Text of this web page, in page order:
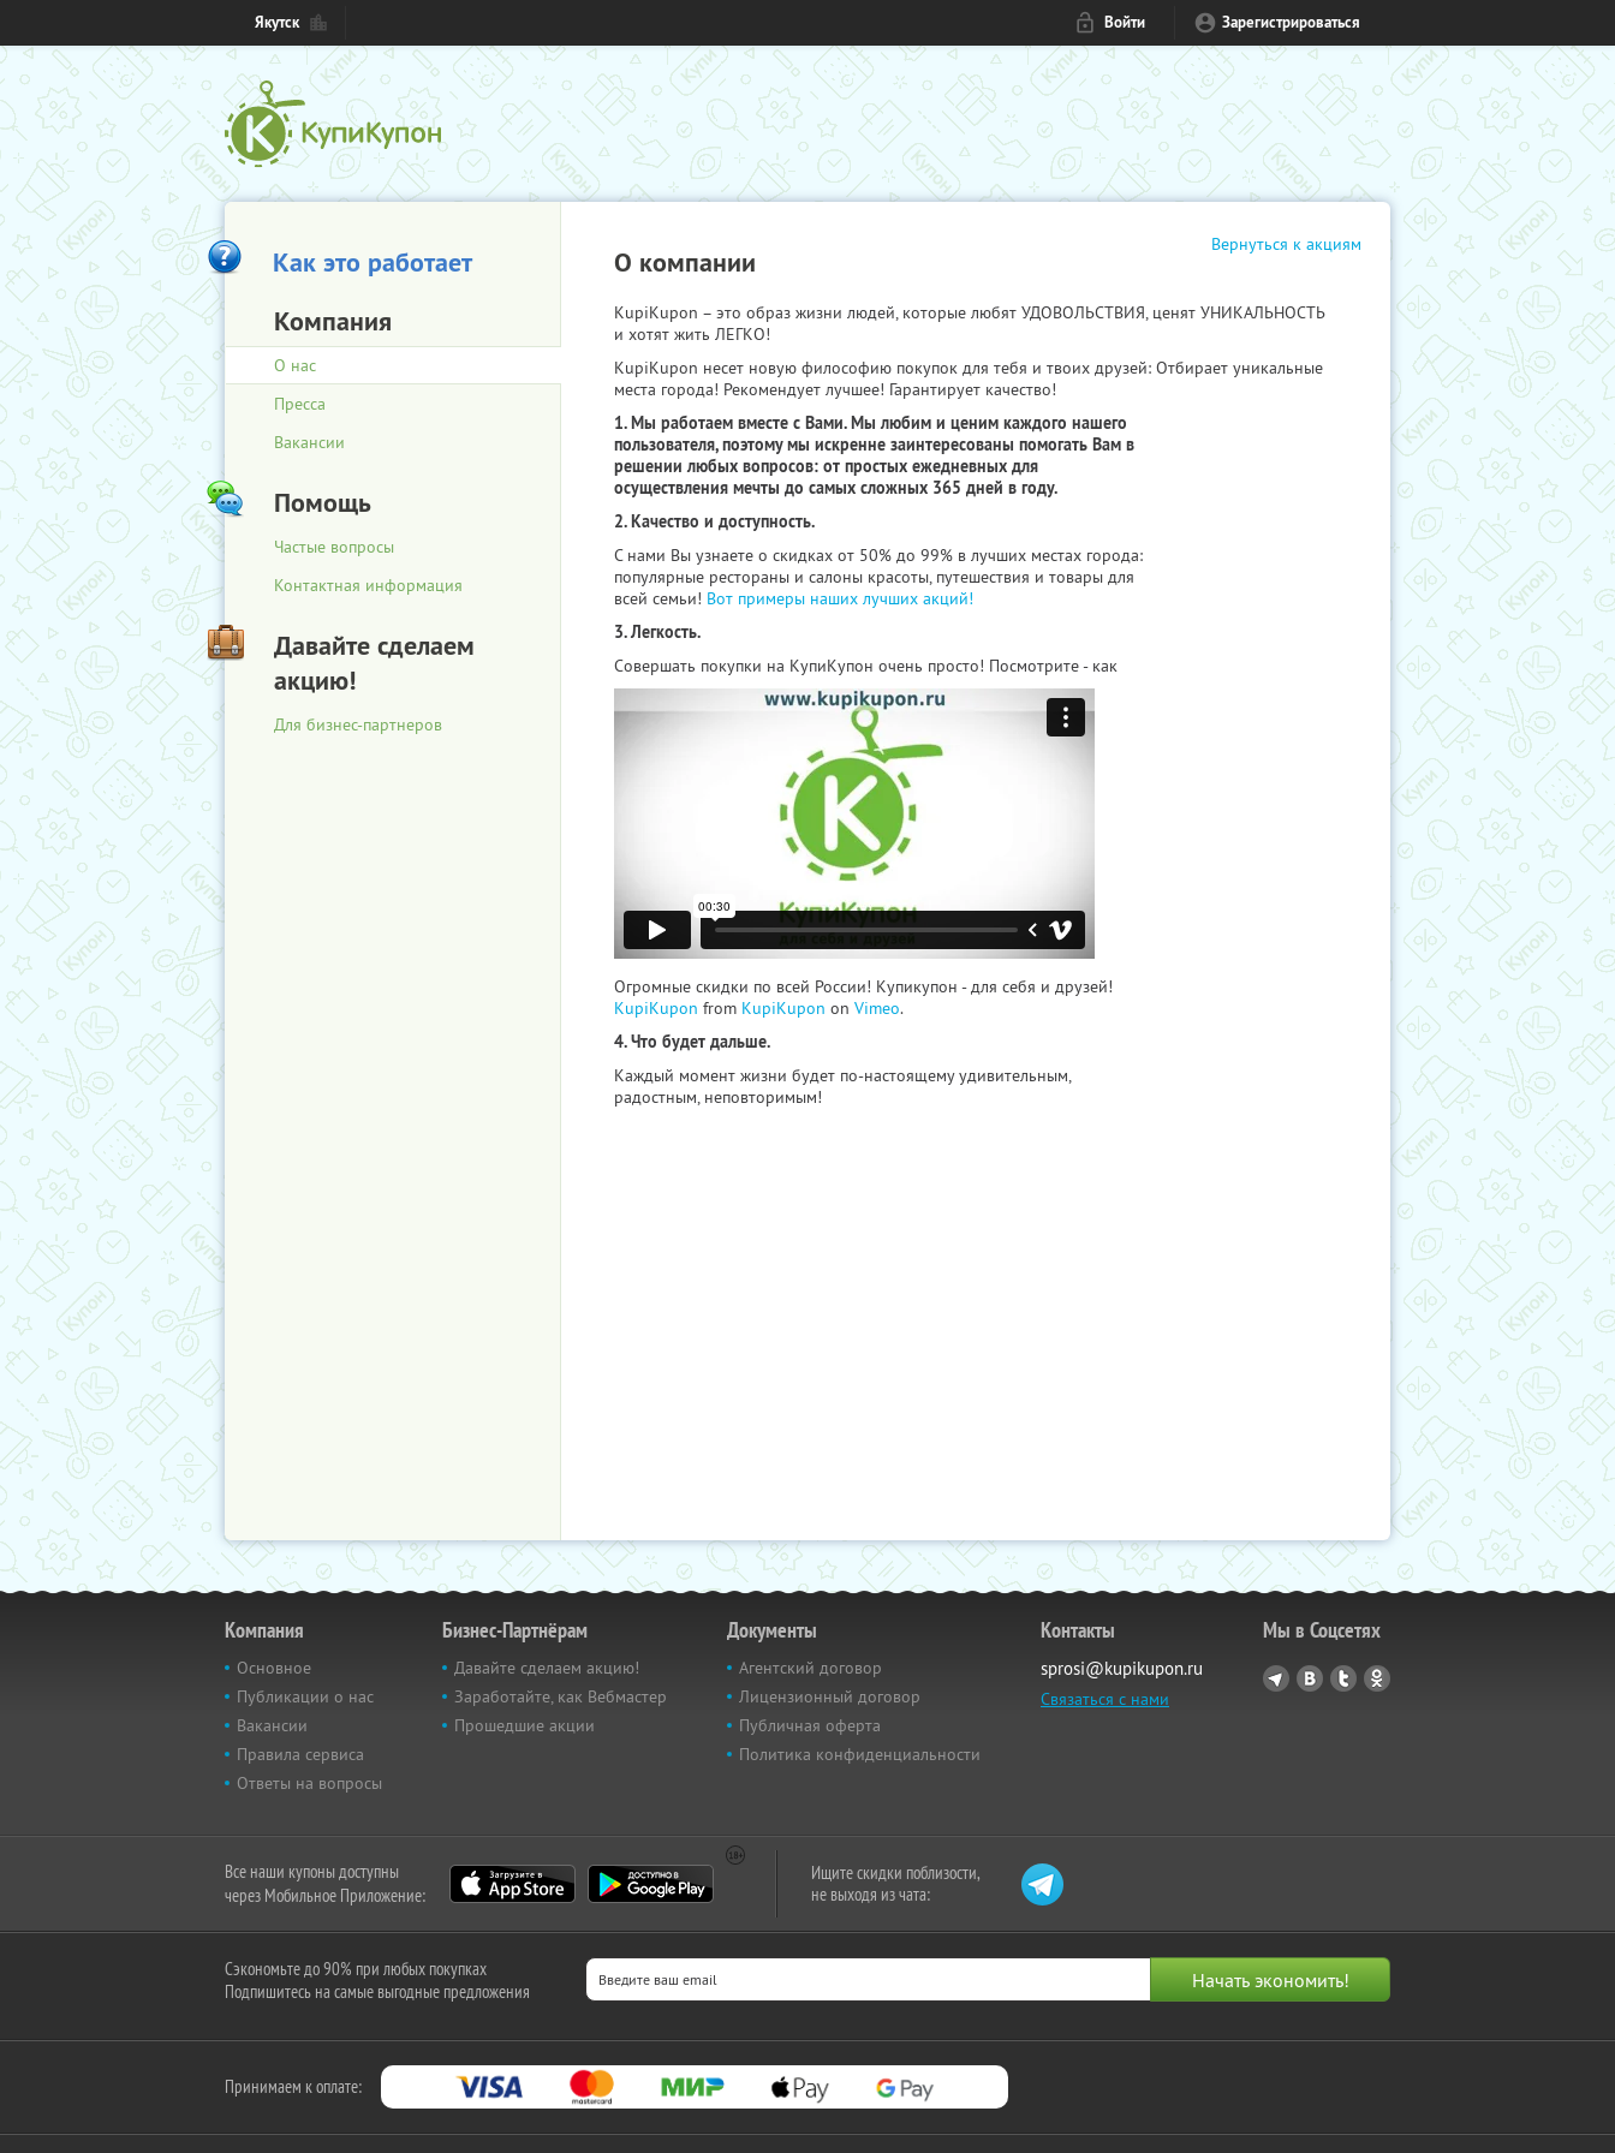
Якутск Войти Зарегистрироваться
Как это работает
Компания
О нас
Пресса
Вакансии
Помощь
Частые вопросы
Контактная информация
Давайте сделаем
акцию!
Для бизнес-партнеров
Вернуться к акциям
О компании
KupiKupon – это образ жизни людей, которые любят УДОВОЛЬСТВИЯ, ценят УНИКАЛЬНОСТЬ
и хотят жить ЛЕГКО!
KupiKupon несет новую философию покупок для тебя и твоих друзей: Отбирает уникальные
места города! Рекомендует лучшее! Гарантирует качество!
1. Мы работаем вместе с Вами. Мы любим и ценим каждого нашего
пользователя, поэтому мы искренне заинтересованы помогать Вам в
решении любых вопросов: от простых ежедневных для
осуществления мечты до самых сложных 365 дней в году.
2. Качество и доступность.
С нами Вы узнаете о скидках от 50% до 99% в лучших местах города:
популярные рестораны и салоны красоты, путешествия и товары для
всей семьи! Вот примеры наших лучших акций!
3. Легкость.
Совершать покупки на КупиКупон очень просто! Посмотрите - как
Огромные скидки по всей России! Купикупон - для себя и друзей!
KupiKupon from KupiKupon on Vimeo.
4. Что будет дальше.
Каждый момент жизни будет по-настоящему удивительным,
радостным, неповторимым!
Компания
Основное
Публикации о нас
Вакансии
Правила сервиса
Ответы на вопросы
Бизнес-Партнёрам
Давайте сделаем акцию!
Заработайте, как Вебмастер
Прошедшие акции
Документы
Агентский договор
Лицензионный договор
Публичная оферта
Политика конфиденциальности
Контакты
sprosi@kupikupon.ru
Связаться с нами
Мы в Соцсетях
Все наши купоны доступны
через Мобильное Приложение:
Ищите скидки поблизости,
не выходя из чата:
Сэкономьте до 90% при любых покупках
Подпишитесь на самые выгодные предложения
Принимаем к оплате: